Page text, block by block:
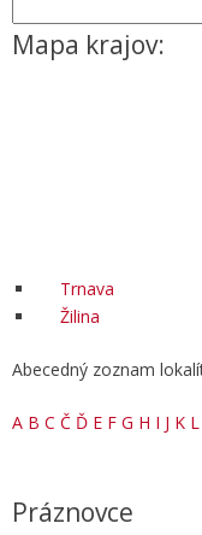
Mapa krajov:
Trnava
Žilina
Abecedný zoznam
A B C Č Ď E F G H I J K L
Práznovce